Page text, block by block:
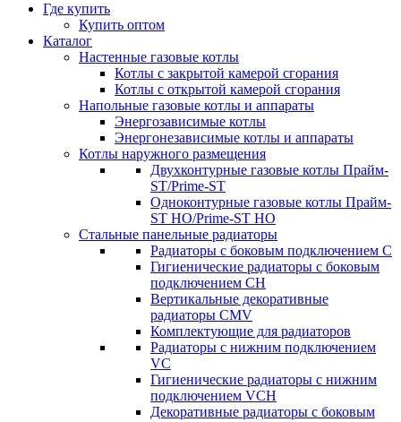
Где купить
Купить оптом
Каталог
Настенные газовые котлы
Котлы с закрытой камерой сгорания
Котлы с открытой камерой сгорания
Напольные газовые котлы и аппараты
Энергозависимые котлы
Энергонезависимые котлы и аппараты
Котлы наружного размещения
Двухконтурные газовые котлы Прайм-
ST/Prime-ST
Одноконтурные газовые котлы Прайм-
ST HO/Prime-ST HO
Стальные панельные радиаторы
Радиаторы c боковым подключением C
Гигиенические радиаторы c боковым
подключением CH
Вертикальные декоративные
радиаторы CMV
Комплектующие для радиаторов
Радиаторы c нижним подключением
VC
Гигиенические радиаторы c нижним
подключением VCH
Декоративные радиаторы с боковым